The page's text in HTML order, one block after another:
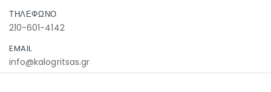
ΤΗΛΕΦΩΝΟ
210-601-4142
EMAIL
info@kalogritsas.gr